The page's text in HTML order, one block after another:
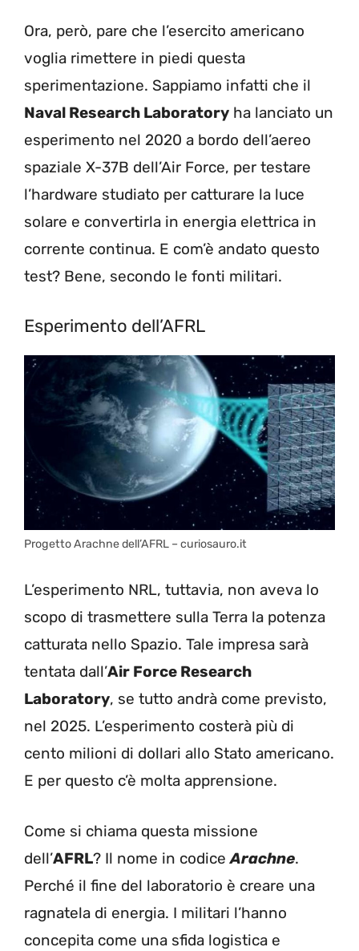
Ora, però, pare che l’esercito americano
voglia rimettere in piedi questa
sperimentazione. Sappiamo infatti che il
Naval Research Laboratory ha lanciato un
esperimento nel 2020 a bordo dell’aereo
spaziale X-37B dell’Air Force, per testare
l’hardware studiato per catturare la luce
solare e convertirla in energia elettrica in
corrente continua. E com’è andato questo
test? Bene, secondo le fonti militari.
Esperimento dell’AFRL
Progetto Arachne dell’AFRL – curiosauro.it
L’esperimento NRL, tuttavia, non aveva lo
scopo di trasmettere sulla Terra la potenza
catturata nello Spazio. Tale impresa sarà
tentata dall’Air Force Research
Laboratory, se tutto andrà come previsto,
nel 2025. L’esperimento costerà più di
cento milioni di dollari allo Stato americano.
E per questo c’è molta apprensione.
Come si chiama questa missione
dell’AFRL? Il nome in codiceArachne.
Perché il fine del laboratorio è creare una
ragnatela di energia. I militari l’hanno
concepita come una sfida logistica e